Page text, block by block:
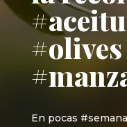
En pocas